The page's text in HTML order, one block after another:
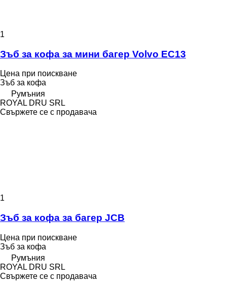
1
Зъб за кофа за мини багер Volvo EC13
Цена при поискване
Зъб за кофа
Румъния
ROYAL DRU SRL
Свържете се с продавача
1
Зъб за кофа за багер JCB
Цена при поискване
Зъб за кофа
Румъния
ROYAL DRU SRL
Свържете се с продавача